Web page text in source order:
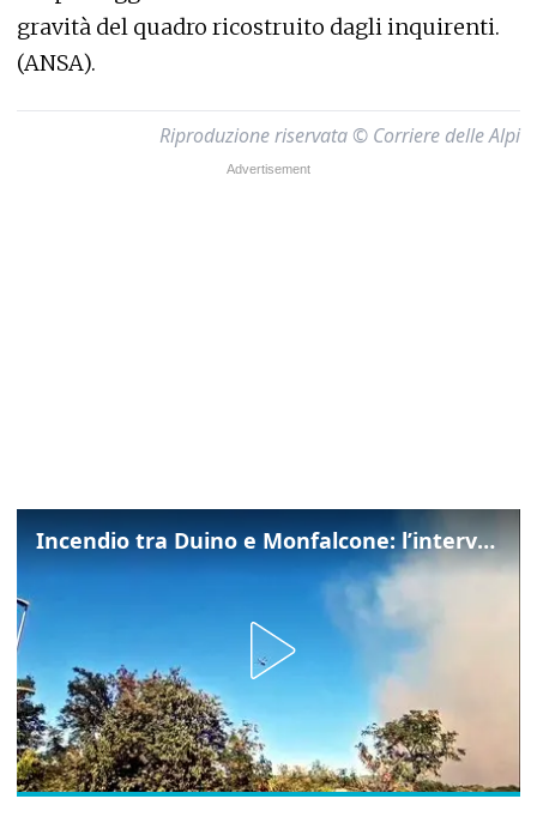
gravità del quadro ricostruito dagli inquirenti.
(ANSA).
Riproduzione riservata © Corriere delle Alpi
Incendio tra Duino e Monfalcone: l’intervento dei vigili del fuoco